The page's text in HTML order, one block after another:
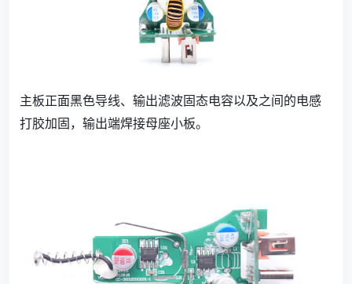
主板正面黑色导线、输出滤波固态电容以及之间的电感
打胶加固，输出端焊接母座小板。